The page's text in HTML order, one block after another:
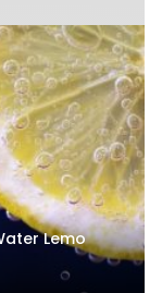
Lemo